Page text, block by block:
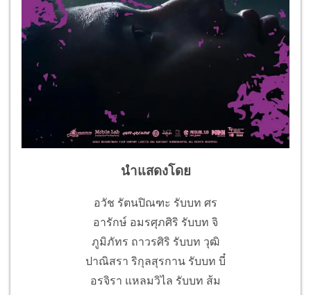
นำแสดงโดย
อวัช รัตนปิณฑะ รับบท ศร
อารักษ์ อมรศุภศิริ รับบท จิ
ภูมิภัทร ถาวรศิริ รับบท วุฒิ
ปาณิสรา ริกุลสุรกาน รับบท บี๋
อรจิรา แหลมวิไล รับบท ส้ม